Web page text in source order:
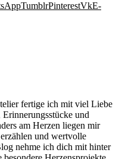
TumblrPinterestVkE-
fertige ich mit viel Liebe
und
am Herzen liegen mir
und wertvolle
nehme ich dich mit hinter